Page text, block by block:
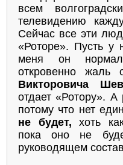
всем
телевидению
Сейчас все эти
«Роторе». Пусть у
меня он
откровенно
Викторовича
отдает «Ротору». А
потому что нет
не будет, хоть
пока оно не
руководящем